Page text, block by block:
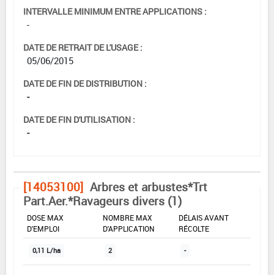
INTERVALLE MINIMUM ENTRE APPLICATIONS :
-
DATE DE RETRAIT DE L'USAGE :
05/06/2015
DATE DE FIN DE DISTRIBUTION :
-
DATE DE FIN D'UTILISATION :
-
[14053100] Arbres et arbustes*Trt
Part.Aer.*Ravageurs divers (1)
DOSE MAX
D'EMPLOI
NOMBRE MAX
D'APPLICATION
DÉLAIS AVANT
RÉCOLTE
0,11 L/ha 2 -